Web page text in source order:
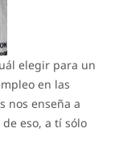
elegir para un
en las
nos enseña a
eso, a tí sólo